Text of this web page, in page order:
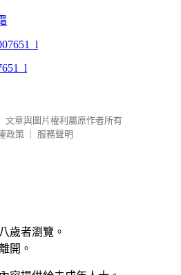
文章與圖片權利屬原作者所有
政策
服務聲明
歲者瀏覽。
開。